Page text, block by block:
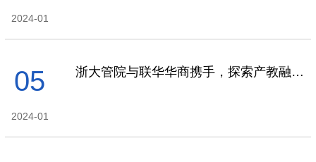
2024-01
05
2024-01
浙大管院与联华华商携手，探索产教融合新模式